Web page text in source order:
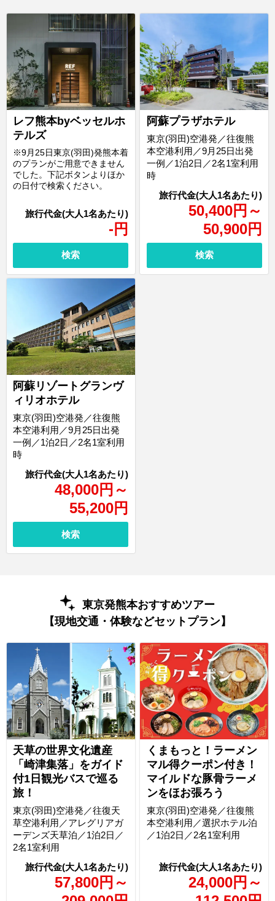
レフ熊本byベッセルホ
テルズ
- 円
※9月25日東京(羽田)発熊本着
のプランがご用意できません
でした。下記ボタンよりほか
の日付で検索ください。
検索
阿蘇プラザホテル
50,400円 ～
50,900円
東京(羽田)空港発／往復熊
本空港利用／9月25日出発
一例／1泊2日／2名1室利用
時
検索
阿蘇リゾートグランヴ
ィリオホテル
48,000円 ～
55,200円
東京(羽田)空港発／往復熊
本空港利用／9月25日出発
一例／1泊2日／2名1室利用
時
検索
東京発熊本おすすめツアー
【現地交通・体験などセットプラン】
天草の世界文化遺産
「崎津集落」をガイド
付1日観光バスで巡る
旅！
57,800円 ～
東京(羽田)空港発／往復天
草空港利用／アレグリアガ
ーデンズ天草泊／1泊2日／
2名1室利用
くまもっと！ラーメン
マル得クーポン付き！
マイルドな豚骨ラーメ
ンをほお張ろう
24,000円 ～
東京(羽田)空港発／往復熊
本空港利用／選択ホテル泊
／1泊2日／2名1室利用